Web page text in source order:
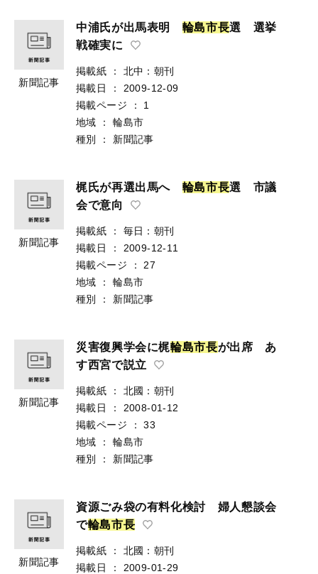
新聞記事
中浦氏が出馬表明 輪島市長選 選挙
戦確実に
掲載紙 ：
北中：朝刊
掲載日
：
2009-12-09
掲載ページ
：
1
地域
：
輪島市
種別
： 新聞記事
新聞記事
梶氏が再選出馬へ 輪島市長選 市議
会で意向
掲載紙 ：
毎日：朝刊
掲載日
：
2009-12-11
掲載ページ
：
27
地域
：
輪島市
種別
： 新聞記事
新聞記事
災害復興学会に梶輪島市長が出席 あ
す西宮で説立
掲載紙 ：
北國：朝刊
掲載日
：
2008-01-12
掲載ページ
：
33
地域
：
輪島市
種別
： 新聞記事
新聞記事
資源ごみ袋の有料化検討 婦人懇談会
で輪島市長
掲載紙 ：
北國：朝刊
掲載日
：
2009-01-29